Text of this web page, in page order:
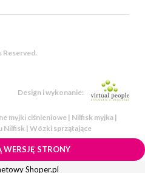
Reserved.
Design i wykonanie:
myjki ciśnieniowe | Nilfisk myjka |
Nilfisk | Wózki sprzątające
WERSJĘ STRONY
Shoper.pl